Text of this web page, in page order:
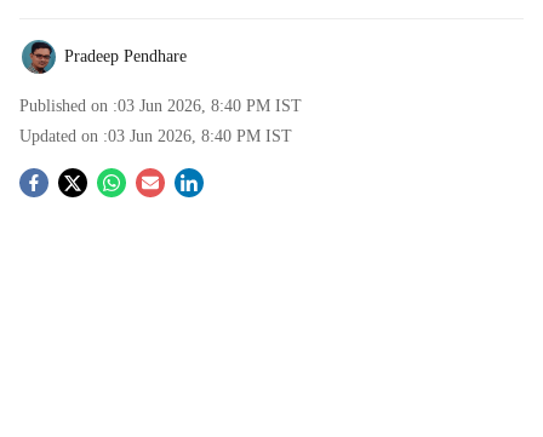
Pradeep Pendhare
Published on :03 Jun 2026, 8:40 PM IST
Updated on :03 Jun 2026, 8:40 PM IST
S